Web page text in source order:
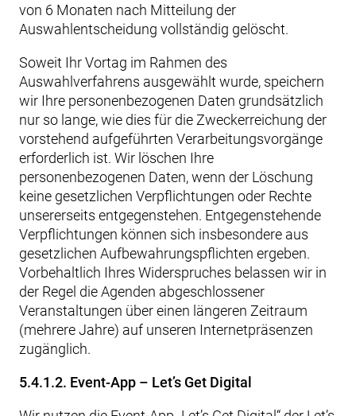
von 6 Monaten nach Mitteilung der
Auswahlentscheidung vollständig gelöscht.
Soweit Ihr Vortag im Rahmen des
Auswahlverfahrens ausgewählt wurde, speichern
wir Ihre personenbezogenen Daten grundsätzlich
nur so lange, wie dies für die Zweckerreichung der
vorstehend aufgeführten Verarbeitungsvorgänge
erforderlich ist. Wir löschen Ihre
personenbezogenen Daten, wenn der Löschung
keine gesetzlichen Verpflichtungen oder Rechte
unsererseits entgegenstehen. Entgegenstehende
Verpflichtungen können sich insbesondere aus
gesetzlichen Aufbewahrungspflichten ergeben.
Vorbehaltlich Ihres Widerspruches belassen wir in
der Regel die Agenden abgeschlossener
Veranstaltungen über einen längeren Zeitraum
(mehrere Jahre) auf unseren Internetpräsenzen
zugänglich.
5.4.1.2. Event-App – Let’s Get Digital